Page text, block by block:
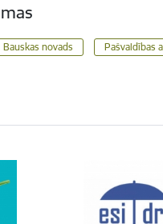
Bauskas novads Pašvaldības